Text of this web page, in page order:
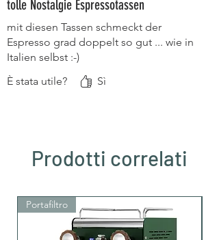
tolle Nostalgie Espressotassen
mit diesen Tassen schmeckt der
Espresso grad doppelt so gut ... wie in
Italien selbst :-)
È stata utile?
Sì
Prodotti correlati
Portafiltro